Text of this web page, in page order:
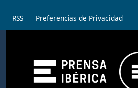
RSS Preferencias de Privacidad